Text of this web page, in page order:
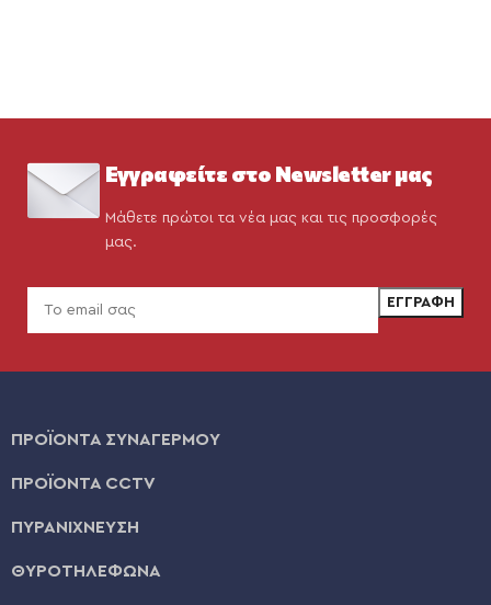
Εγγραφείτε στο Newsletter μας
Μάθετε πρώτοι τα νέα μας και τις προσφορές
μας.
ΠΡΟΪΟΝΤΑ ΣΥΝΑΓΕΡΜΟΥ
ΠΡΟΪΟΝΤΑ CCTV
ΠΥΡΑΝΙΧΝΕΥΣΗ
ΘΥΡΟΤΗΛΕΦΩΝΑ